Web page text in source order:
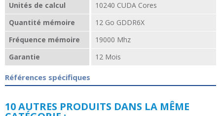
Unités de calcul
10240 CUDA Cores
Quantité mémoire
12 Go GDDR6X
Fréquence mémoire
19000 Mhz
Garantie
12 Mois
Références spécifiques
10 AUTRES PRODUITS DANS LA MÊME